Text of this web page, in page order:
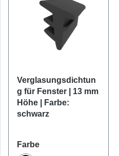
Verglasungsdichtun
g für Fenster | 13 mm
Höhe | Farbe:
schwarz
Farbeauswählen